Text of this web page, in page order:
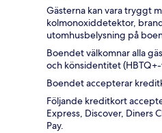
Gästerna kan vara tryggt
kolmonoxiddetektor,
utomhusbelysning på
Boendet välkomnar alla
och könsidentitet
Boendet accepterar
Följande kreditkort
Express, Discover, Diners
Pay.